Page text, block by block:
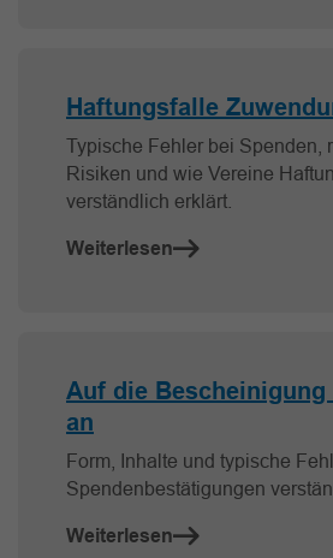
Haftungsfalle
Typische Fehler bei Spenden,
Risiken und wie Vereine
verständlich erklärt.
Weiterlesen
Auf die Bescheinigung
an
Form, Inhalte und typische
Spendenbestätigungen
Weiterlesen